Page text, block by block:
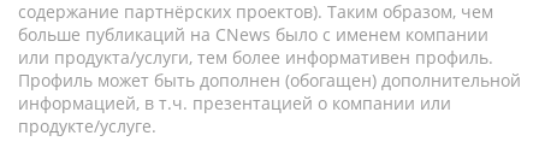
содержание партнёрских проектов). Таким образом, чем
больше публикаций на CNews было с именем компании
или продукта/услуги, тем более информативен профиль.
Профиль может быть дополнен (обогащен) дополнительной
информацией, в т.ч. презентацией о компании или
продукте/услуге.